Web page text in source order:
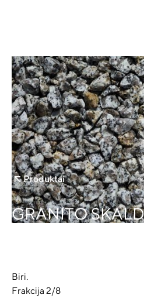
Produktai
GRANITO
Biri.
Frakcija 2/8